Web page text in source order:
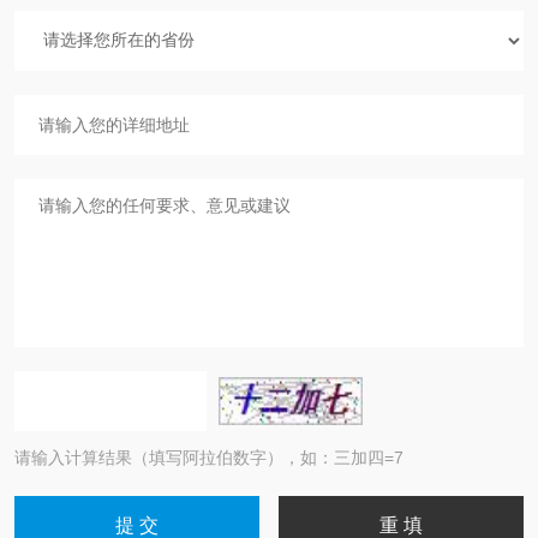
请输入计算结果（填写阿拉伯数字），如：三加四=7